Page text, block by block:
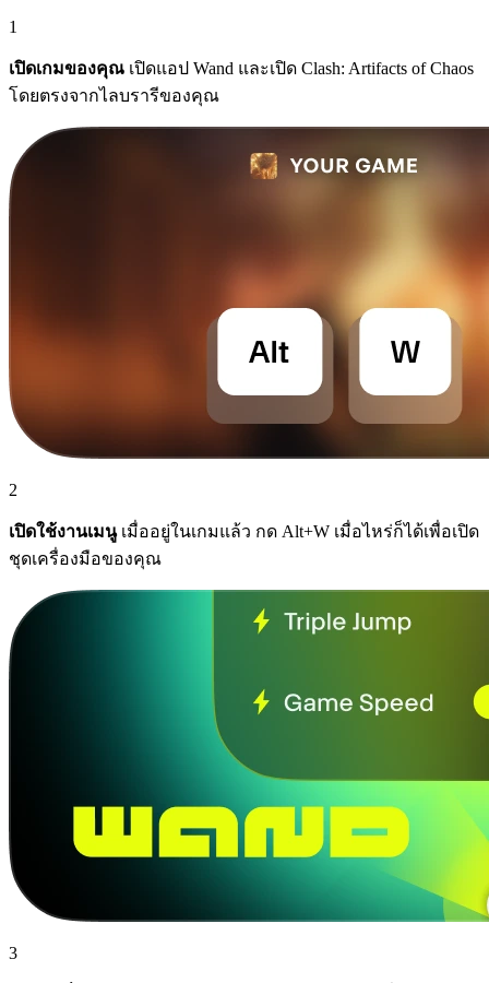
1
เปิดเกมของคุณ เปิดแอป Wand และเปิด Clash: Artifacts of Chaos
โดยตรงจากไลบรารีของคุณ
2
เปิดใช้งานเมนูเมื่ออยู่ในเกมแล้ว กด Alt+W เมื่อไหร่ก็ได้เพื่อเปิด
ชุดเครื่องมือของคุณ
3